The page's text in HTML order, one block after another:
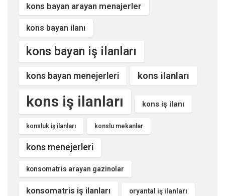
kons bayan arayan menajerler
kons bayan ilanı
kons bayan iş ilanları
kons bayan menejerleri kons ilanları
kons iş ilanları kons iş ilanı
konsluk iş ilanları konslu mekanlar
kons menejerleri
konsomatris arayan gazinolar
konsomatris iş ilanları oryantal iş ilanları